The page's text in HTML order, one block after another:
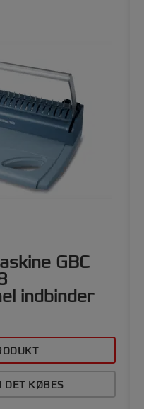
GBC
indbinder
DET KØBES